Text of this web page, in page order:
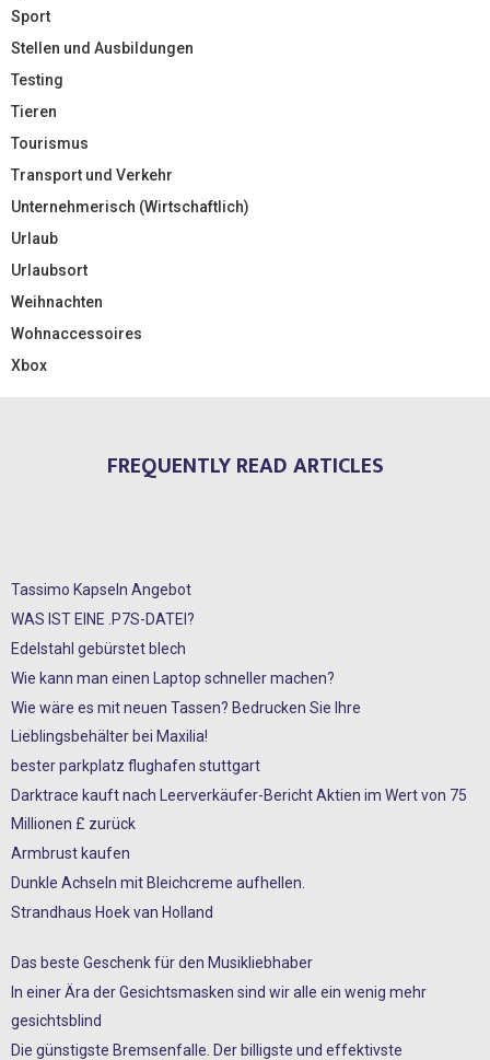
Sport
Stellen und Ausbildungen
Testing
Tieren
Tourismus
Transport und Verkehr
Unternehmerisch (Wirtschaftlich)
Urlaub
Urlaubsort
Weihnachten
Wohnaccessoires
Xbox
FREQUENTLY READ ARTICLES
Tassimo Kapseln Angebot
WAS IST EINE .P7S-DATEI?
Edelstahl gebürstet blech
Wie kann man einen Laptop schneller machen?
Wie wäre es mit neuen Tassen? Bedrucken Sie Ihre
Lieblingsbehälter bei Maxilia!
bester parkplatz flughafen stuttgart
Darktrace kauft nach Leerverkäufer-Bericht Aktien im Wert von 75
Millionen £ zurück
Armbrust kaufen
Dunkle Achseln mit Bleichcreme aufhellen.
Strandhaus Hoek van Holland
Das beste Geschenk für den Musikliebhaber
In einer Ära der Gesichtsmasken sind wir alle ein wenig mehr
gesichtsblind
Die günstigste Bremsenfalle. Der billigste und effektivste